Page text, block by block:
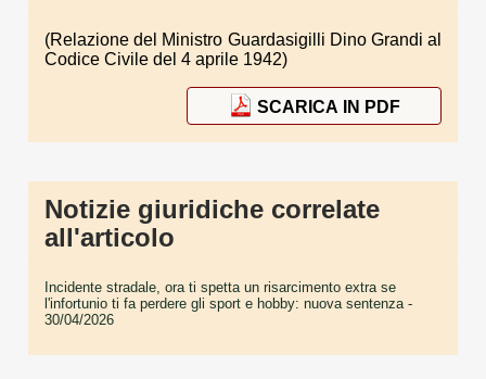
(Relazione del Ministro Guardasigilli Dino Grandi al
Codice Civile del 4 aprile 1942)
SCARICA IN PDF
Notizie giuridiche correlate
all'articolo
Incidente stradale, ora ti spetta un risarcimento extra se
l'infortunio ti fa perdere gli sport e hobby: nuova sentenza -
30/04/2026